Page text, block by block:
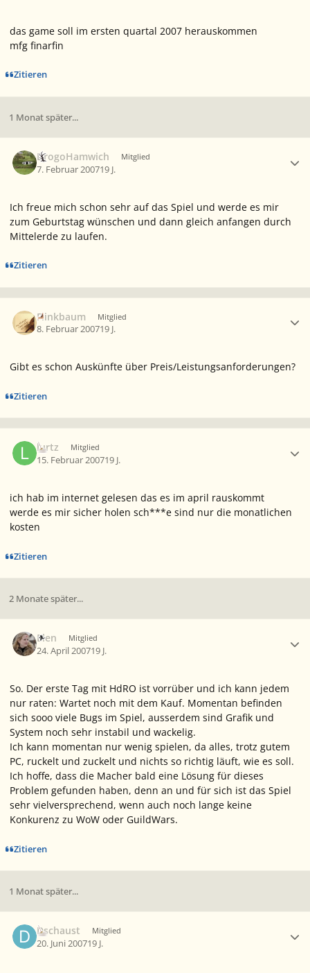
das game soll im ersten quartal 2007 herauskommen
mfg finarfin
Zitieren
1 Monat später...
DrogoHamwich Mitglied
7. Februar 200719 J.
Ich freue mich schon sehr auf das Spiel und werde es mir
zum Geburtstag wünschen und dann gleich anfangen durch
Mittelerde zu laufen.
Zitieren
Flinkbaum Mitglied
8. Februar 200719 J.
Gibt es schon Auskünfte über Preis/Leistungsanforderungen?
Zitieren
lurtz Mitglied
15. Februar 200719 J.
ich hab im internet gelesen das es im april rauskommt
werde es mir sicher holen sch***e sind nur die monatlichen
kosten
Zitieren
2 Monate später...
Elen Mitglied
24. April 200719 J.
So. Der erste Tag mit HdRO ist vorrüber und ich kann jedem
nur raten: Wartet noch mit dem Kauf. Momentan befinden
sich sooo viele Bugs im Spiel, ausserdem sind Grafik und
System noch sehr instabil und wackelig.
Ich kann momentan nur wenig spielen, da alles, trotz gutem
PC, ruckelt und zuckelt und nichts so richtig läuft, wie es soll.
Ich hoffe, dass die Macher bald eine Lösung für dieses
Problem gefunden haben, denn an und für sich ist das Spiel
sehr vielversprechend, wenn auch noch lange keine
Konkurenz zu WoW oder GuildWars.
Zitieren
1 Monat später...
Dschaust Mitglied
20. Juni 200719 J.